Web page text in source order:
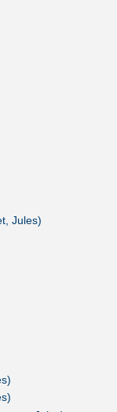
Jules)